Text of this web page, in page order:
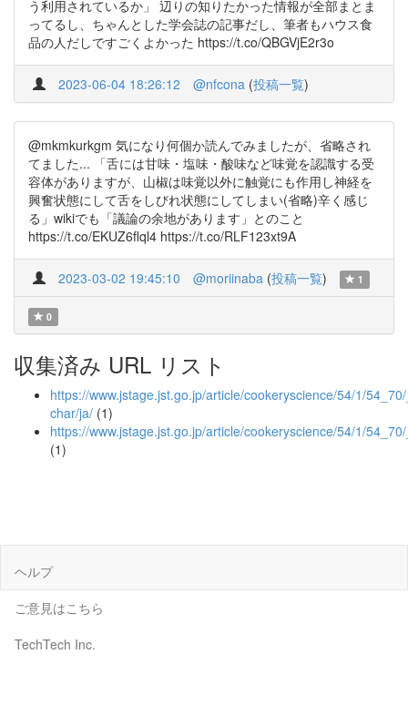
う利用されているか」 辺りの知りたかった情報が全部まとま
ってるし、ちゃんとした学会誌の記事だし、筆者もハウス食
品の人だしですごくよかった https://t.co/QBGVjE2r3o
2023-06-04 18:26:12 @nfcona (投稿一覧)
@mkmkurkgm 気になり何個か読んでみましたが、省略され
てました... 「舌には甘味・塩味・酸味など味覚を認識する受
容体がありますが、山椒は味覚以外に触覚にも作用し神経を
興奮状態にして舌をしびれ状態にしてしまい(省略)辛く感じ
る」wikiでも「議論の余地があります」とのこと
https://t.co/EKUZ6flql4 https://t.co/RLF123xt9A
2023-03-02 19:45:10 @moriinaba (投稿一覧) 1
0
収集済み URL リスト
https://www.jstage.jst.go.jp/article/cookeryscience/54/1/
char/ja/ (1)
https://www.jstage.jst.go.jp/article/cookeryscience/54/1/
(1)
ヘルプ
ご意見はこちら
TechTech Inc.